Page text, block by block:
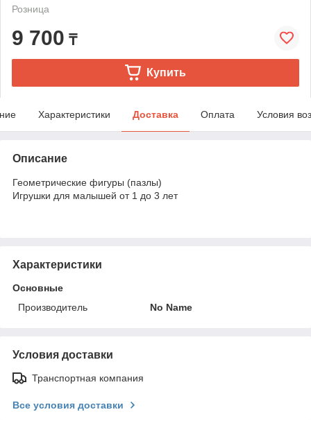
Розница
9 700 ₸
Купить
Характеристики Доставка Оплата Условия
Описание
Геометрические фигуры (пазлы)
Игрушки для малышей от 1 до 3 лет
Характеристики
Основные
Производитель
No Name
Условия доставки
Транспортная компания
Все условия доставки